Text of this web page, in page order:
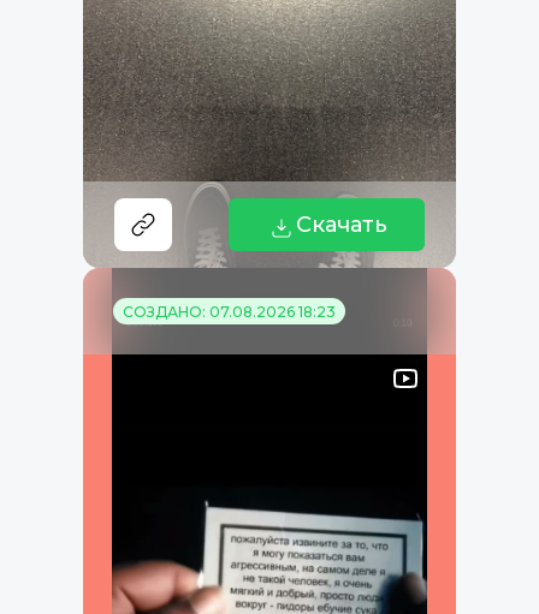
Скачать
СОЗДАНО: 07.08.2026 18:23